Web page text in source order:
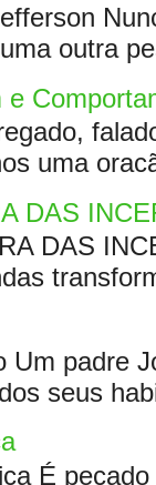
outra
e
uma
DAS
DAS
Um padre
seus
É